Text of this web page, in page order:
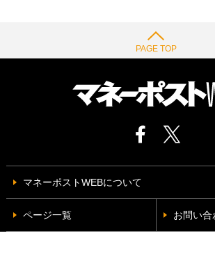
PAGE TOP
マネーポストWEBについて
ページ一覧 お問い合